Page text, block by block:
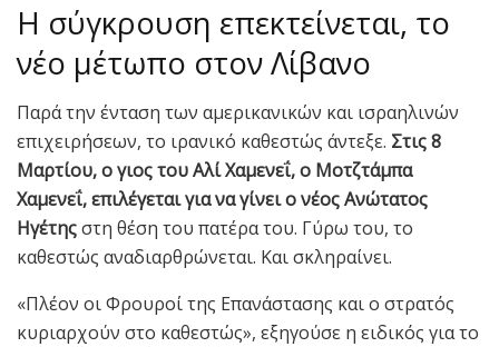
Η σύγκρουση επεκτείνεται, το
νέο μέτωπο στον Λίβανο
Παρά την ένταση των αμερικανικών και ισραηλινών
επιχειρήσεων, το ιρανικό καθεστώς άντεξε. Στις 8
Μαρτίου, ο γιος του Αλί Χαμενεΐ, ο Μοτζτάμπα
Χαμενεΐ, επιλέγεται για να γίνει ο νέος Ανώτατος
Ηγέτηςστη θέση του πατέρα του. Γύρω του, το
καθεστώς αναδιαρθρώνεται. Και σκληραίνει.
«Πλέον οι Φρουροί της Επανάστασης και ο στρατός
κυριαρχούν στο καθεστώς», εξηγούσε η ειδικός για το